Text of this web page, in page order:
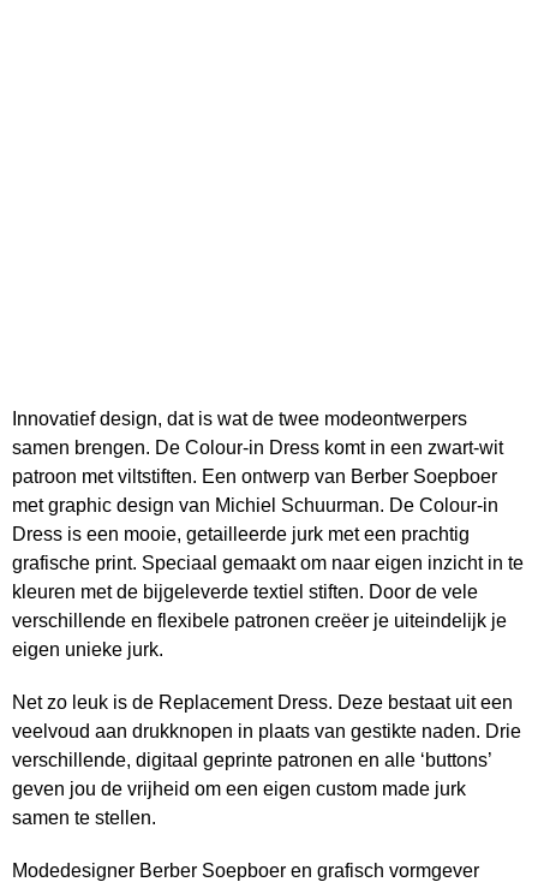
Innovatief design, dat is wat de twee modeontwerpers
samen brengen. De Colour-in Dress komt in een zwart-wit
patroon met viltstiften. Een ontwerp van Berber Soepboer
met graphic design van Michiel Schuurman. De Colour-in
Dress is een mooie, getailleerde jurk met een prachtig
grafische print. Speciaal gemaakt om naar eigen inzicht in te
kleuren met de bijgeleverde textiel stiften. Door de vele
verschillende en flexibele patronen creëer je uiteindelijk je
eigen unieke jurk.
Net zo leuk is de Replacement Dress. Deze bestaat uit een
veelvoud aan drukknopen in plaats van gestikte naden. Drie
verschillende, digitaal geprinte patronen en alle ‘buttons’
geven jou de vrijheid om een eigen custom made jurk
samen te stellen.
Modedesigner Berber Soepboer en grafisch vormgever